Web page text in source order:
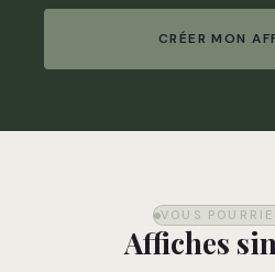
CRÉER MON
VOUS
Affiches